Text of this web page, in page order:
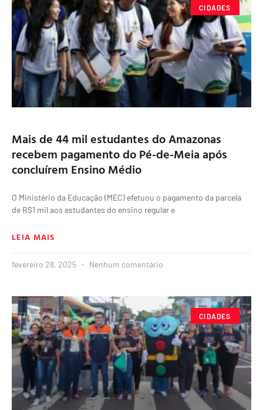
CIDADES
Mais de 44 mil estudantes do Amazonas
recebem pagamento do Pé-de-Meia após
concluírem Ensino Médio
O Ministério da Educação (MEC) efetuou o pagamento da parcela
de R$1 mil aos estudantes do ensino regular e
LEIA MAIS
fevereiro 28, 2025 Nenhum comentário
CIDADES